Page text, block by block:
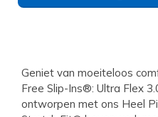
Geniet van moeiteloos
Free Slip-Ins®: Ultra Flex
ontworpen met ons Heel